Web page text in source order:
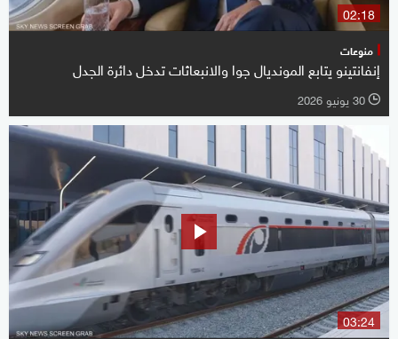
02:18
منوعات
إنفانتينو يتابع المونديال جوا والانبعاثات تدخل دائرة الجدل
l 30 يونيو 2026
03:24